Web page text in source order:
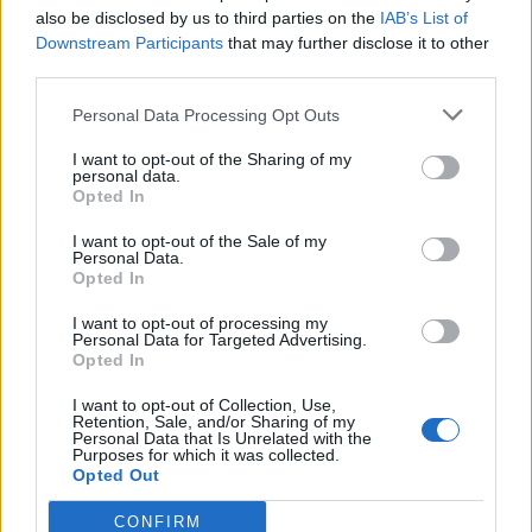
also be disclosed by us to third parties on the IAB’s List of
Downstream Participants that may further disclose it to other
Personal Data Processing Opt Outs
I want to opt-out of the Sharing of my
personal data.
Opted In
I want to opt-out of the Sale of my
Personal Data.
Opted In
I want to opt-out of processing my
Personal Data for Targeted Advertising.
Opted In
I want to opt-out of Collection, Use,
Retention, Sale, and/or Sharing of my
Personal Data that Is Unrelated with the
Purposes for which it was collected.
Opted Out
CONFIRM
σας έχει
καταβάλει.
να θέσετε σε
εφαρμογή στο
προσεχές
μέλλον.
ΤΟΞΟΤΗΣ
Οι νέες
γνωριμίες που
θα κάνετε
σήμερα θα
συνεχίσουν να
αναπτύσσονται
και στο μέλλον.
Να είστε
στις
συνομιλίες που
σχετίζονται με
χρήματα.